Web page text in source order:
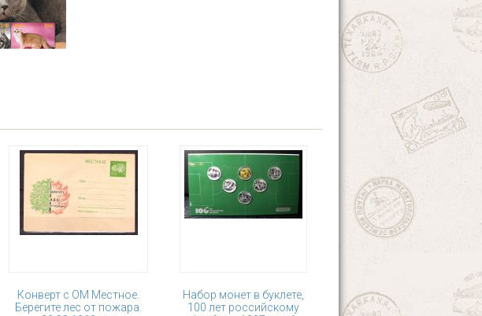
Конверт с ОМ Местное.
Берегите лес от пожара.
Набор монет в буклете,
100 лет российскому